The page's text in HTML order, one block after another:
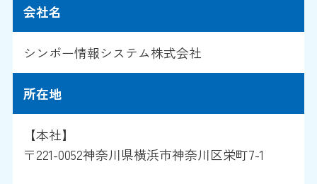
会社名
シンポー情報システム株式会社
所在地
【本社】
〒221-0052神奈川県横浜市神奈川区栄町7-1